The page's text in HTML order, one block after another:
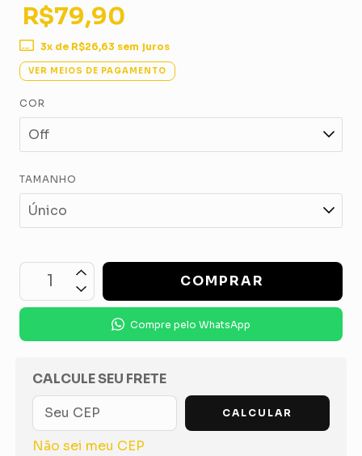
R$79,90
3x de R$26,63 sem juros
VER MEIOS DE PAGAMENTO
COR
TAMANHO
Compre pelo WhatsApp
OPÇÕES DE FRETE
CALCULE SEU FRETE
CALCULAR
Não sei meu CEP